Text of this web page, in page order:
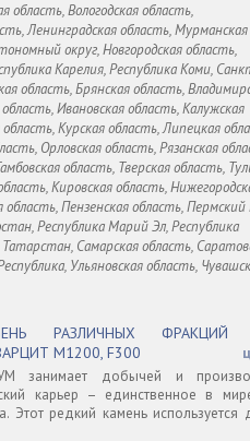
область, Вологодская область,
Ленинградская область, Мурманская
округ, Новгородская область,
Карелия, Республика Коми,
область, Брянская область,
Ивановская область, Калужская
Курская область, Липецкая
Орловская область, Рязанская
область, Тверская область,
Кировская область,
область, Пензенская область, Пермский
Республика Марий Эл, Республика
Самарская область,
Ульяновская область,
РАЗЛИЧНЫХ ФРАКЦИЙ
М1200, F300
занимает добычей и
карьер – единственное в
Этот редкий камень используется